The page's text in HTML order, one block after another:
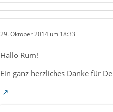
29. Oktober 2014 um 18:33
Hallo Rum!
Ein ganz herzliches Danke für